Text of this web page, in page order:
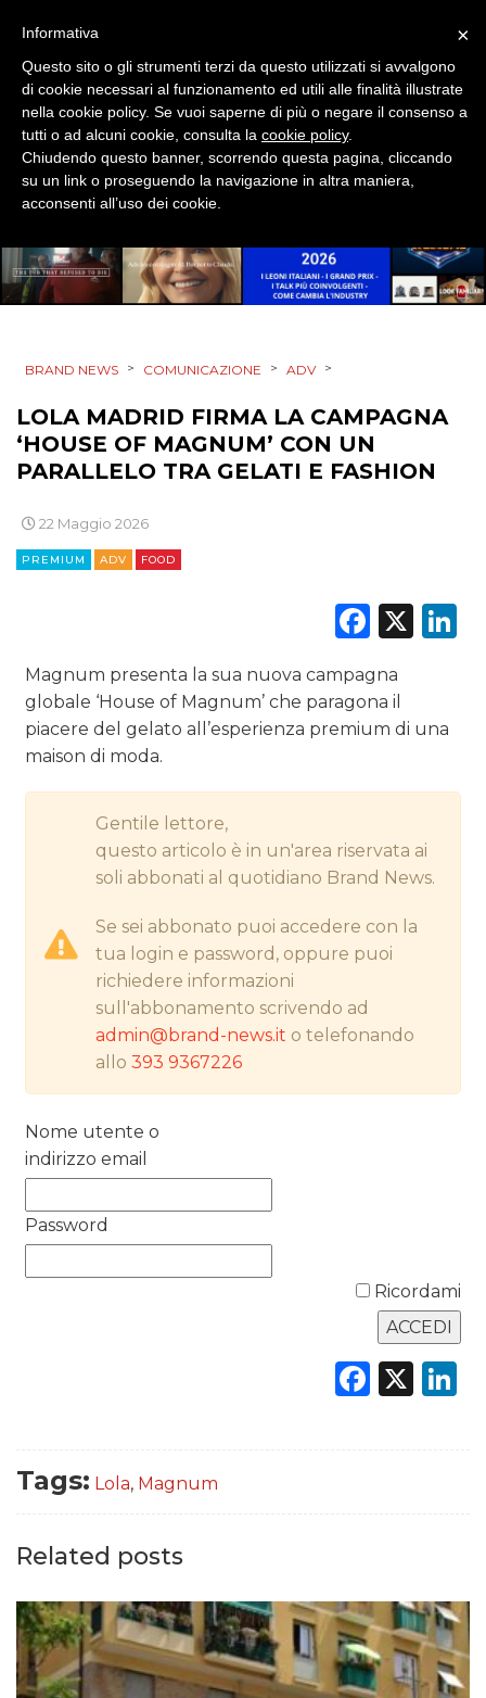
PROMOZIONI
PRODOTTI
CSR
CINEMA
DIGITALE
EDITORIA
PREVISIONI/SCENARI
NORMATIVE
OPINIONI
BRAND NEWS > COMUNICAZIONE > ADV >
LOLA MADRID FIRMA LA CAMPAGNA
‘HOUSE OF MAGNUM’ CON UN
PARALLELO TRA GELATI E FASHION
22 Maggio 2026
PREMIUM ADV FOOD
X
Magnum presenta la sua nuova campagna
globale ‘House of Magnum’ che paragona il
piacere del gelato all’esperienza premium di una
maison di moda.
Gentile lettore,
questo articolo è in un'area riservata ai
soli abbonati al quotidiano Brand News.
Se sei abbonato puoi accedere con la
tua login e password, oppure puoi
richiedere informazioni
sull'abbonamento scrivendo ad
admin@brand-news.it o telefonando
allo393 9367226
Nome utente o
indirizzo email
Password
Ricordami
X
Tags: Lola, Magnum
Related posts
×
Informativa
Questo sito o gli strumenti terzi da questo utilizzati si avvalgono
di cookie necessari al funzionamento ed utili alle finalità illustrate
nella cookie policy. Se vuoi saperne di più o negare il consenso a
tutti o ad alcuni cookie, consulta la cookie policy.
Chiudendo questo banner, scorrendo questa pagina, cliccando
su un link o proseguendo la navigazione in altra maniera,
acconsenti all’uso dei cookie.